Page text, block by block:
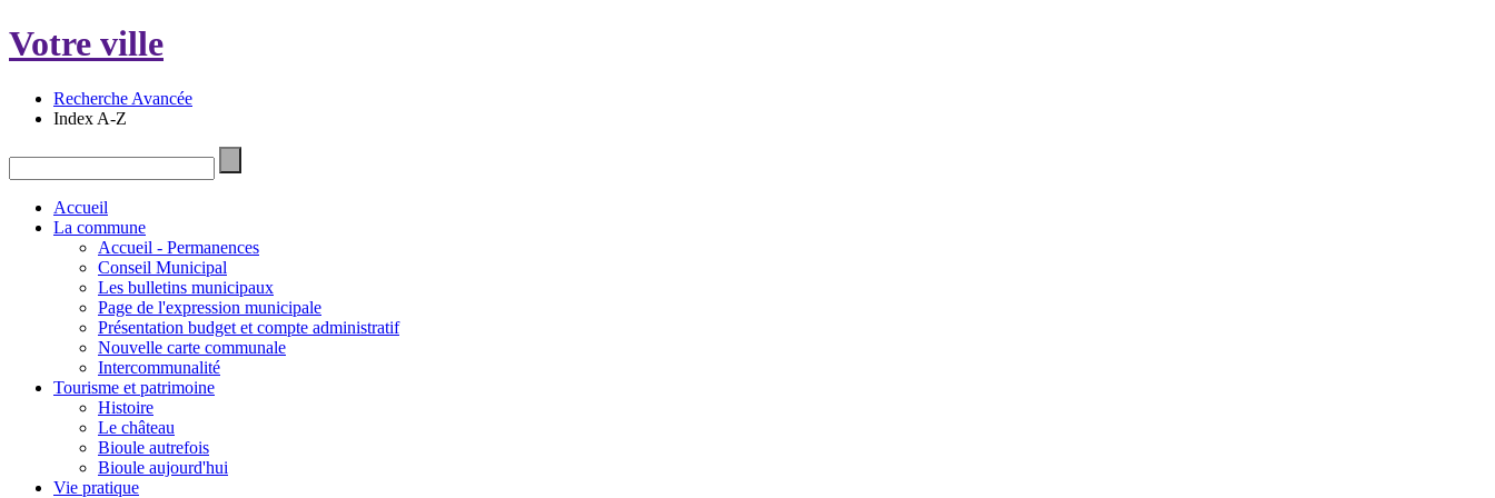
Votre ville
Recherche Avancée
Index A-Z
Accueil
La commune
Accueil - Permanences
Conseil Municipal
Les bulletins municipaux
Page de l'expression municipale
Présentation budget et compte administratif
Nouvelle carte communale
Intercommunalité
Tourisme et patrimoine
Histoire
Le château
Bioule autrefois
Bioule aujourd'hui
Vie pratique